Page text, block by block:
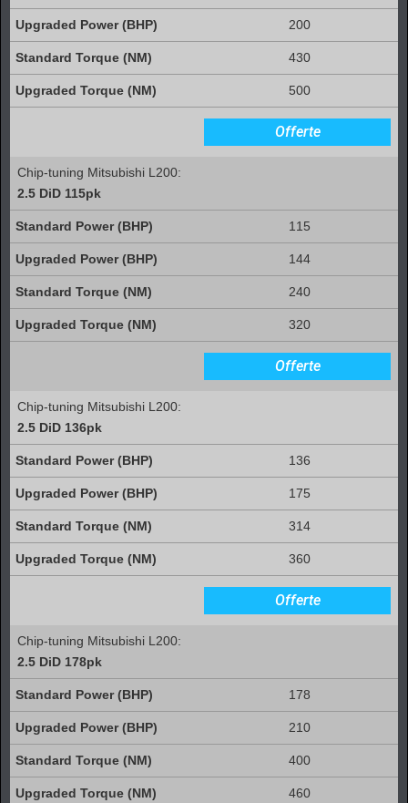
200
430
500
Offerte
Chip-tuning Mitsubishi L200:
2.5 DiD 115pk
115
144
240
320
Offerte
Chip-tuning Mitsubishi L200:
2.5 DiD 136pk
136
175
314
360
Offerte
Chip-tuning Mitsubishi L200:
2.5 DiD 178pk
178
210
400
460